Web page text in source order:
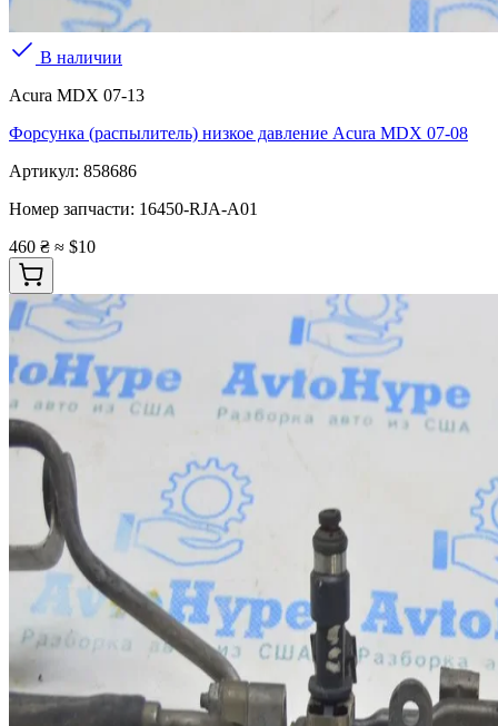
В наличии
Acura MDX 07-13
Форсунка (распылитель) низкое давление Acura MDX 07-08
Артикул: 858686
Номер запчасти: 16450-RJA-A01
460 ₴ ≈ $10